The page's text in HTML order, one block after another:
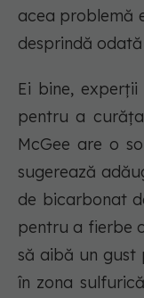
acea problemă
desprindă
Ei bine,
pentru a
McGee are o
sugerează
de bicarbonat
pentru a fierbe
să aibă un gust
în zona